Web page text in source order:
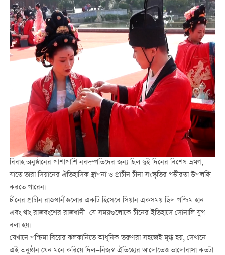
বিবাহ অনুষ্ঠানের পাশাপাশি নবদম্পতিদের জন্য ছিল দুই দিনের বিশেষ ভ্রমণ,
যাতে তারা সিয়ানের ঐতিহাসিক স্থাপনা ও প্রাচীন চীনা সংস্কৃতির গভীরতা উপলব্ধি
করতে পারেন।
চীনের প্রাচীন রাজধানীগুলোর একটি হিসেবে সিয়ান একসময় ছিল পশ্চিম হান
এবং থাং রাজবংশের রাজধানী—যে সময়গুলোকে চীনের ইতিহাসে সোনালি যুগ
বলা হয়।
যেখানে পশ্চিমা বিয়ের ঝলকানিতে আধুনিক তরুণরা সহজেই মুগ্ধ হয়, সেখানে
এই অনুষ্ঠান যেন মনে করিয়ে দিল—নিজস্ব ঐতিহ্যের আলোতেও ভালোবাসা কতটা